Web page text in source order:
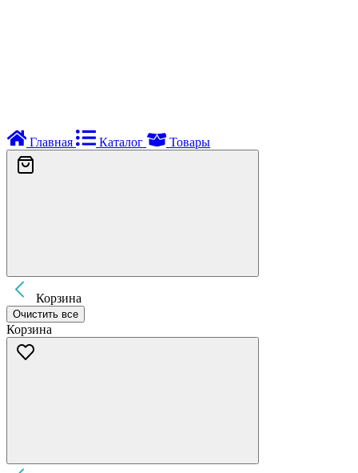
Главная Каталог Товары
Корзина
Очистить все
Корзина